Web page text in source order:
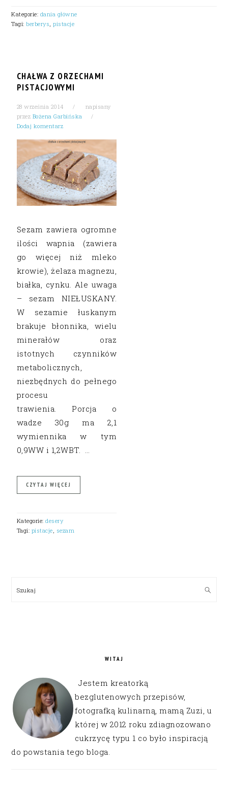
Kategorie: dania główne
Tagi:berberys ,pistacje
CHAŁWA Z ORZECHAMI
PISTACJOWYMI
28 września 2014
napisany
przez Bożena Garbińska
Dodaj komentarz
Sezam zawiera ogromne
ilości wapnia (zawiera
go więcej niż mleko
krowie), żelaza magnezu,
białka, cynku. Ale uwaga
– sezam NIEŁUSKANY.
W sezamie łuskanym
brakuje błonnika, wielu
minerałów oraz
istotnych czynników
metabolicznych,
niezbędnych do pełnego
procesu
trawienia. Porcja o
wadze 30g ma 2,1
wymiennika w tym
0,9WW i 1,2WBT. …
CZYTAJ WIĘCEJ
Kategorie:desery
Tagi: pistacje sezam
Szukaj
WITAJ
Jestem kreatorką
bezglutenowych przepisów,
fotografką kulinarną, mamą Zuzi, u
której w 2012 roku zdiagnozowano
cukrzycę typu 1 co było inspiracją
do powstania tego bloga.